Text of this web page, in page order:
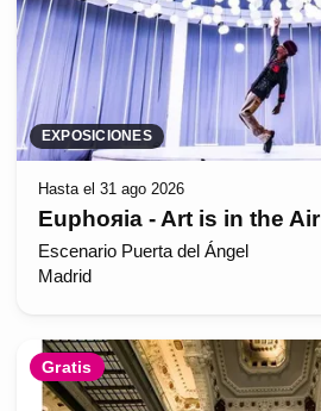
EXPOSICIONES
Hasta el 31 ago 2026
Euphoяia - Art is in the Air
Escenario Puerta del Ángel
Madrid
Gratis